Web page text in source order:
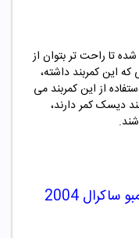
تا راحت تر بتوان از
که این کمربند داشته،
از این کمربند می
دیسک کمر دارند،
کمربند آتل دار لامبو ساکرال 2004